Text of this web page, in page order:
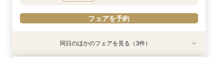
フェアを予約
特典あり
特典あり
特典あり同日のほかのフェアを見る（3件）